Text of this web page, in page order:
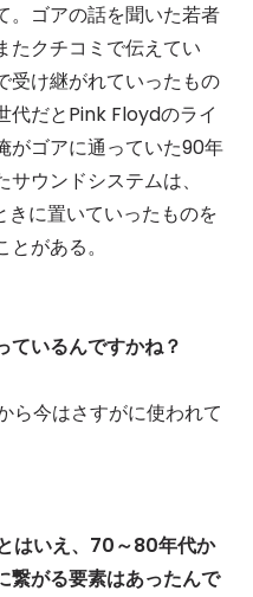
。ゴアの話を聞いた若者
たクチコミで伝えてい
受け継がれていったもの
代だとPink Floydのライ
がゴアに通っていた90年
ウンドシステムは、
に置いていったものを
がある。
いるんですかね？
ら今はさすがに使われて
はいえ、70～80年代か
繋がる要素はあったんで